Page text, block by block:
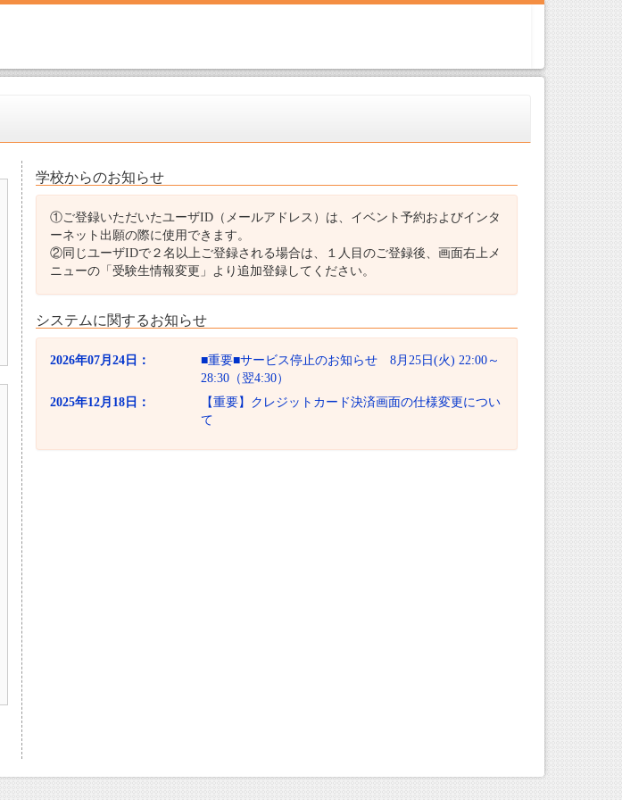
学校からのお知らせ
①ご登録いただいたユーザID（メールアドレス）は、イベント予約およびインタ
ーネット出願の際に使用できます。
②同じユーザIDで２名以上ご登録される場合は、１人目のご登録後、画面右上メ
ニューの「受験生情報変更」より追加登録してください。
システムに関するお知らせ
2026年07月24日：
■重要■サービス停止のお知らせ 8月25日(火) 22:00～
28:30（翌4:30）
2025年12月18日：
【重要】クレジットカード決済画面の仕様変更につい
て